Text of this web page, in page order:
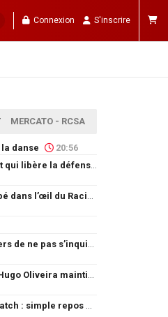
Connexion S'inscrire
MERCATO - RCSA
danse 20:56